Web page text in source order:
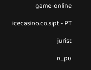
game-online
icecasino.co.sipt - PT
jurist
n_pu